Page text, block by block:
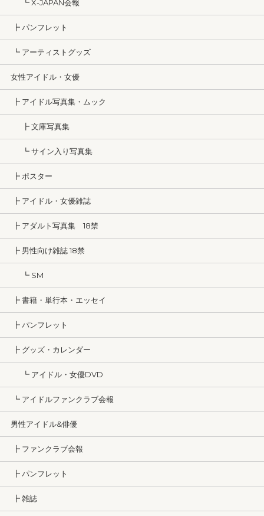
┗ X-JAPAN会報
┣ パンフレット
┗ アーティストグッズ
女性アイドル・女優
┣ アイドル写真集・ムック
┣ 文庫写真集
┗ サイン入り写真集
┣ ポスター
┣ アイドル・女優雑誌
┣ アダルト写真集 18禁
┣ 男性向け雑誌 18禁
┗ SM
┣ 書籍・単行本・エッセイ
┣ パンフレット
┣ グッズ・カレンダー
┗ アイドル・女優DVD
┗ アイドルファンクラブ会報
男性アイドル&俳優
┣ ファンクラブ会報
┣ パンフレット
┣ 雑誌